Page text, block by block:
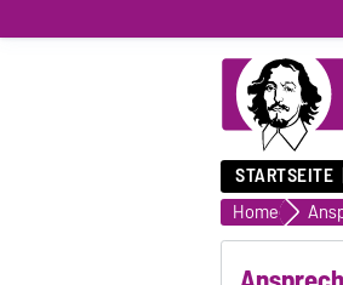
STARTSEITE
Home